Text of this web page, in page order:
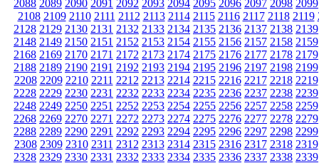
2088 2089 2090 2091 2092 2093 2094 2095 2096 2097 2098 2099
2108 2109 2110 2111 2112 2113 2114 2115 2116 2117 2118 2119
2128 2129 2130 2131 2132 2133 2134 2135 2136 2137 2138 2139
2148 2149 2150 2151 2152 2153 2154 2155 2156 2157 2158 2159
2168 2169 2170 2171 2172 2173 2174 2175 2176 2177 2178 2179
2188 2189 2190 2191 2192 2193 2194 2195 2196 2197 2198 2199
2208 2209 2210 2211 2212 2213 2214 2215 2216 2217 2218 2219
2228 2229 2230 2231 2232 2233 2234 2235 2236 2237 2238 2239
2248 2249 2250 2251 2252 2253 2254 2255 2256 2257 2258 2259
2268 2269 2270 2271 2272 2273 2274 2275 2276 2277 2278 2279
2288 2289 2290 2291 2292 2293 2294 2295 2296 2297 2298 2299
2308 2309 2310 2311 2312 2313 2314 2315 2316 2317 2318 2319
2328 2329 2330 2331 2332 2333 2334 2335 2336 2337 2338 2339